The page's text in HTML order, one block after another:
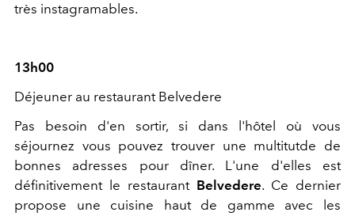
très instagramables.
13h00
Déjeuner au restaurant Belvedere
Pas besoin d'en sortir, si dans l'hôtel où vous
séjournez vous pouvez trouver une multitutde de
bonnes adresses pour dîner. L'une d'elles est
définitivement le restaurant Belvedere. Ce dernier
propose une cuisine haut de gamme avec les